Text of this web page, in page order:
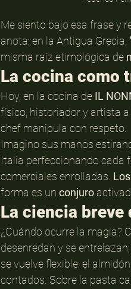
Me siento bajo esa frase y
anota: en la Antigua Grecia,
misma raíz etimológica de
La cocina como
Hoy, en la cocina de IL
físico, historiador y artista
chef manipula con respeto.
Imagino sus manos
Italia perfeccionando cada
comerciales enrolladas.
forma es un conjuro
La ciencia breve
¿Cuándo ocurre la magia?
desenredan y se
se vuelve flexible: el
contados. Sobre la pasta